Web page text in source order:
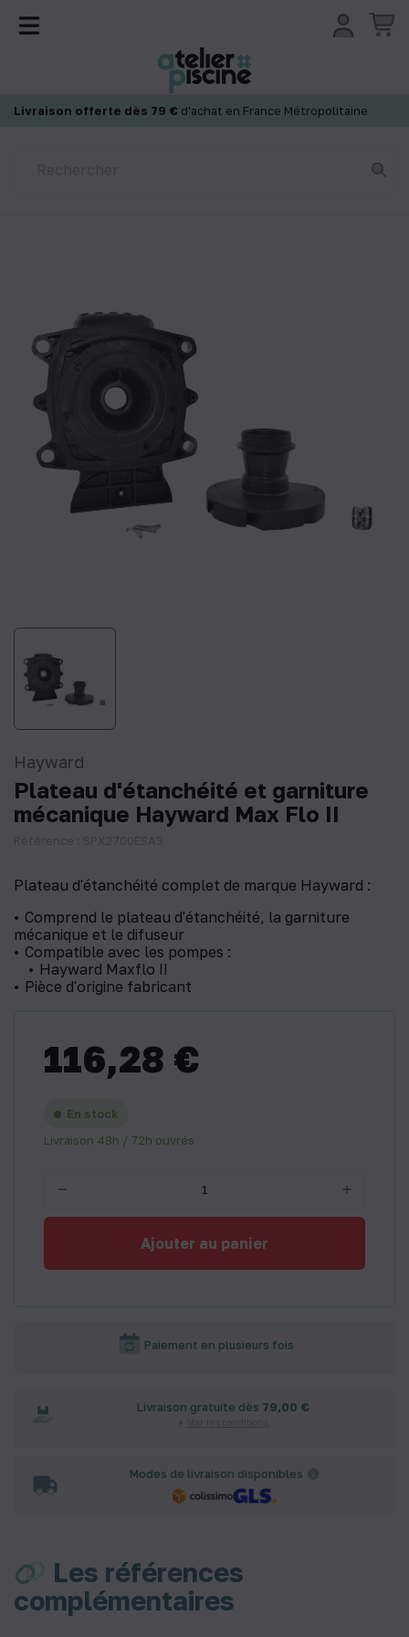
Livraison offerte dès 79 € d'achat en France Métropolitaine
Hayward
Plateau d'étanchéité et garniture
mécanique Hayward Max Flo II
Plateau d'étanchéité complet de marque Hayward :
Comprend le plateau d'étanchéité, la garniture
mécanique et le difuseur
Compatible avec les pompes :
Hayward Maxflo II
Pièce d'origine fabricant
116,28 €
En stock
Livraison 48h / 72h ouvrés
Ajouter au panier
Paiement en plusieurs fois
Livraison gratuite dès 79,00 €
Modes de livraison disponibles
Les références
complémentaires